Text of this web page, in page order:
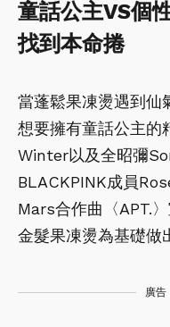
童話公主VS個
找到本命捲
當蓬鬆果凍燙遇到仙
想要擁有童話公主的
Winter以及全昭彌
BLACKPINK成員
Mars合作曲〈APT.
金髮果凍燙為基礎做
廣告